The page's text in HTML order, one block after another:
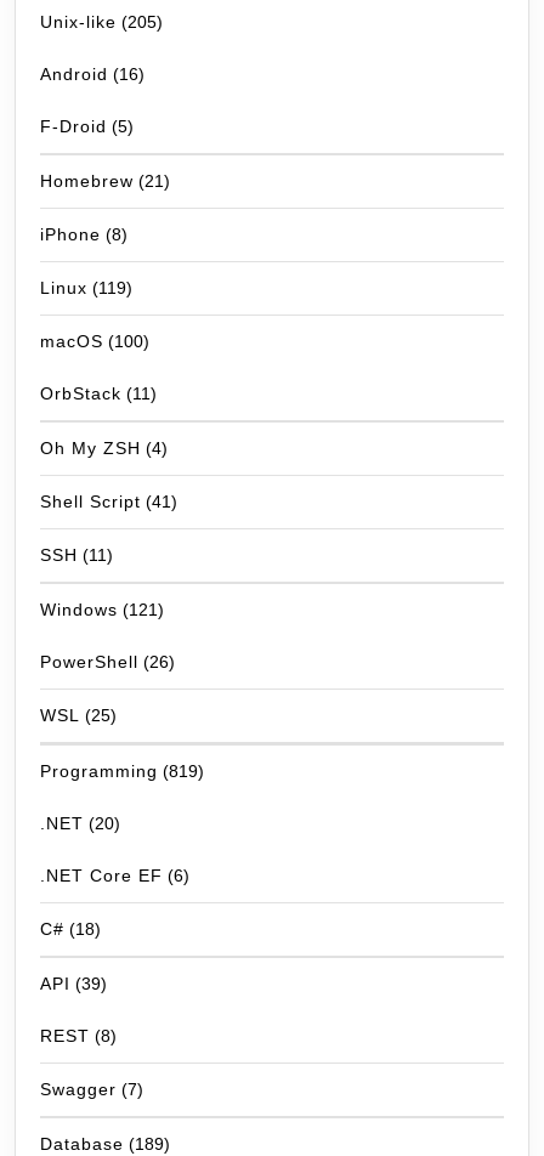
Unix-like (205)
Android (16)
F-Droid (5)
Homebrew (21)
iPhone (8)
Linux (119)
macOS (100)
OrbStack (11)
Oh My ZSH (4)
Shell Script (41)
SSH (11)
Windows (121)
PowerShell (26)
WSL (25)
Programming (819)
.NET (20)
.NET Core EF (6)
C# (18)
API (39)
REST (8)
Swagger (7)
Database (189)